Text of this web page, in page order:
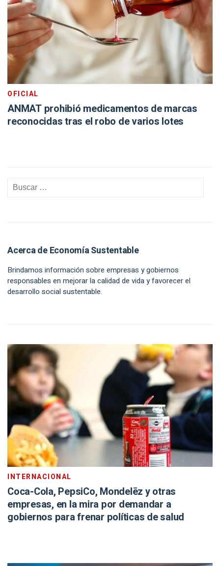
OFICIAL
ANMAT prohibió medicamentos de marcas
reconocidas tras el robo de varios lotes
Acerca de Economía Sustentable
Brindamos información sobre empresas y gobiernos
responsables en mejorar la calidad de vida y favorecer el
desarrollo social sustentable.
INTERNACIONAL
Coca-Cola, PepsiCo, Mondelēz y otras
empresas, en la mira por demandar a
gobiernos para frenar políticas de salud